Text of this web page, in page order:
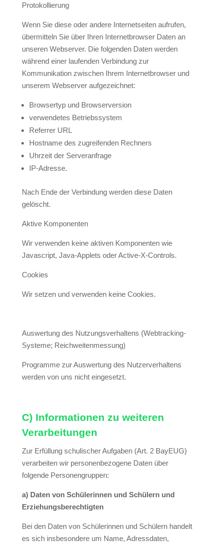
Protokollierung
Wenn Sie diese oder andere Internetseiten aufrufen,
übermitteln Sie über Ihren Internetbrowser Daten an
unseren Webserver. Die folgenden Daten werden
während einer laufenden Verbindung zur
Kommunikation zwischen Ihrem Internetbrowser und
unserem Webserver aufgezeichnet:
Browsertyp und Browserversion
verwendetes Betriebssystem
Referrer URL
Hostname des zugreifenden Rechners
Uhrzeit der Serveranfrage
IP-Adresse.
Nach Ende der Verbindung werden diese Daten
gelöscht.
Aktive Komponenten
Wir verwenden keine aktiven Komponenten wie
Javascript, Java-Applets oder Active-X-Controls.
Cookies
Wir setzen und verwenden keine Cookies.
Auswertung des Nutzungsverhaltens (Webtracking-
Systeme; Reichweitenmessung)
Programme zur Auswertung des Nutzerverhaltens
werden von uns nicht eingesetzt.
C) Informationen zu weiteren
Verarbeitungen
Zur Erfüllung schulischer Aufgaben (Art. 2 BayEUG)
verarbeiten wir personenbezogene Daten über
folgende Personengruppen:
a) Daten von Schülerinnen und Schülern und
Erziehungsberechtigten
Bei den Daten von Schülerinnen und Schülern handelt
es sich insbesondere um Name, Adressdaten,